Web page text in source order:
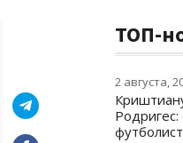
ТОП-
2 августа,